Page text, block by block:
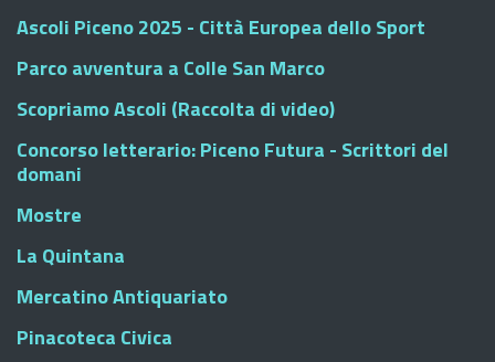
Ascoli Piceno 2025 - Città Europea dello Sport
Parco avventura a Colle San Marco
Scopriamo Ascoli (Raccolta di video)
Concorso letterario: Piceno Futura - Scrittori del
domani
Mostre
La Quintana
Mercatino Antiquariato
Pinacoteca Civica